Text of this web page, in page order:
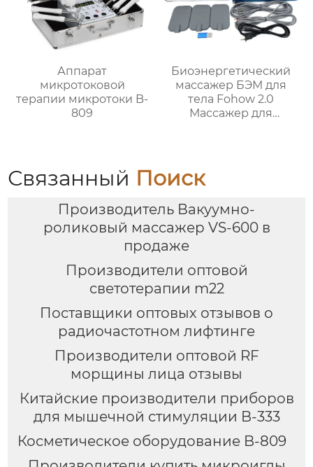
Аппарат
микротоковой
терапии микротоки B-
809
Биоэнергетический
массажер БЭМ для
тела Fohow 2.0
Массажер для
Связанный Поиск
Производитель Вакуумно-
роликовый массажер VS-600 в
продаже
Производители оптовой
светотерапии m22
Поставщики оптовых отзывов о
радиочастотном лифтинге
Производители оптовой RF
морщины лица отзывы
Китайские производители приборов
для мышечной стимуляции B-333
Косметическое оборудование B-809